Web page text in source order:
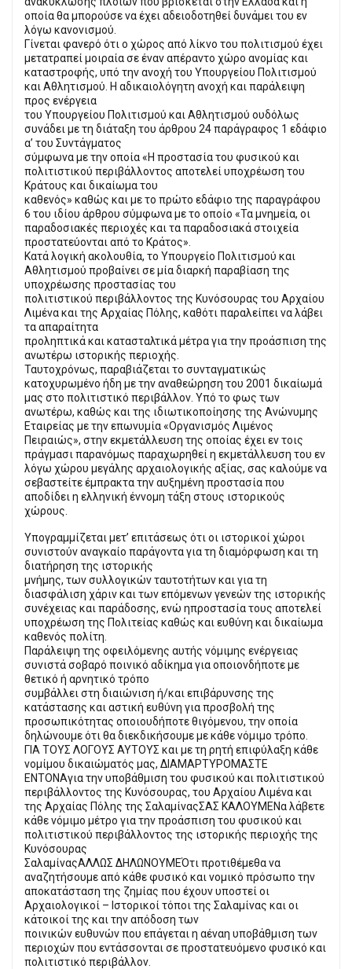
οποία θα μπορούσε να έχει αδειοδοτηθεί δυνάμει του εν
λόγω κανονισμού.
Γίνεται φανερό ότι ο χώρος από λίκνο του πολιτισμού έχει
μετατραπεί μοιραία σε έναν απέραντο χώρο ανομίας και
καταστροφής, υπό την ανοχή του Υπουργείου Πολιτισμού
και Αθλητισμού. Η αδικαιολόγητη ανοχή και παράλειψη
προς ενέργεια
του Υπουργείου Πολιτισμού και Αθλητισμού ουδόλως
συνάδει με τη διάταξη του άρθρου 24 παράγραφος 1 εδάφιο
α’ του Συντάγματος
σύμφωνα με την οποία «Η προστασία του φυσικού και
πολιτιστικού περιβάλλοντος αποτελεί υποχρέωση του
Κράτους και δικαίωμα του
καθενός» καθώς και με το πρώτο εδάφιο της παραγράφου
6 του ιδίου άρθρου σύμφωνα με το οποίο «Τα μνημεία, οι
παραδοσιακές περιοχές και τα παραδοσιακά στοιχεία
προστατεύονται από το Κράτος».
Κατά λογική ακολουθία, το Υπουργείο Πολιτισμού και
Αθλητισμού προβαίνει σε μία διαρκή παραβίαση της
υποχρέωσης προστασίας του
πολιτιστικού περιβάλλοντος της Κυνόσουρας του Αρχαίου
Λιμένα και της Αρχαίας Πόλης, καθότι παραλείπει να λάβει
τα απαραίτητα
προληπτικά και κατασταλτικά μέτρα για την προάσπιση της
ανωτέρω ιστορικής περιοχής.
Ταυτοχρόνως, παραβιάζεται το συνταγματικώς
κατοχυρωμένο ήδη με την αναθεώρηση του 2001 δικαίωμά
μας στο πολιτιστικό περιβάλλον. Υπό το φως των
ανωτέρω, καθώς και της ιδιωτικοποίησης της Ανώνυμης
Εταιρείας με την επωνυμία «Οργανισμός Λιμένος
Πειραιώς», στην εκμετάλλευση της οποίας έχει εν τοις
πράγμασι παρανόμως παραχωρηθεί η εκμετάλλευση του εν
λόγω χώρου μεγάλης αρχαιολογικής αξίας, σας καλούμε να
σεβαστείτε έμπρακτα την αυξημένη προστασία που
αποδίδει η ελληνική έννομη τάξη στους ιστορικούς
χώρους.
Υπογραμμίζεται μετ’ επιτάσεως ότι οι ιστορικοί χώροι
συνιστούν αναγκαίο παράγοντα για τη διαμόρφωση και τη
διατήρηση της ιστορικής
μνήμης, των συλλογικών ταυτοτήτων και για τη
διασφάλιση χάριν και των επόμενων γενεών της ιστορικής
συνέχειας και παράδοσης, ενώ ηπροστασία τους αποτελεί
υποχρέωση της Πολιτείας καθώς και ευθύνη και δικαίωμα
καθενός πολίτη.
Παράλειψη της οφειλόμενης αυτής νόμιμης ενέργειας
συνιστά σοβαρό ποινικό αδίκημα για οποιονδήποτε με
θετικό ή αρνητικό τρόπο
συμβάλλει στη διαιώνιση ή/και επιβάρυνσης της
κατάστασης και αστική ευθύνη για προσβολή της
προσωπικότητας οποιουδήποτε θιγόμενου, την οποία
δηλώνουμε ότι θα διεκδικήσουμε με κάθε νόμιμο τρόπο.
ΓΙΑ ΤΟΥΣ ΛΟΓΟΥΣ ΑΥΤΟΥΣ και με τη ρητή επιφύλαξη κάθε
νομίμου δικαιώματός μας, ΔΙΑΜΑΡΤΥΡΟΜΑΣΤΕ
ΕΝΤΟΝΑγια την υποβάθμιση του φυσικού και πολιτιστικού
περιβάλλοντος της Κυνόσουρας, του Αρχαίου Λιμένα και
της Αρχαίας Πόλης της ΣαλαμίναςΣΑΣ ΚΑΛΟΥΜΕΝα λάβετε
κάθε νόμιμο μέτρο για την προάσπιση του φυσικού και
πολιτιστικού περιβάλλοντος της ιστορικής περιοχής της
Κυνόσουρας
ΣαλαμίναςΑΛΛΩΣ ΔΗΛΩΝΟΥΜΕΌτι προτιθέμεθα να
αναζητήσουμε από κάθε φυσικό και νομικό πρόσωπο την
αποκατάσταση της ζημίας που έχουν υποστεί οι
Αρχαιολογικοί – Ιστορικοί τόποι της Σαλαμίνας και οι
κάτοικοί της και την απόδοση των
ποινικών ευθυνών που επάγεται η αέναη υποβάθμιση των
περιοχών που εντάσσονται σε προστατευόμενο φυσικό και
πολιτιστικό περιβάλλον.